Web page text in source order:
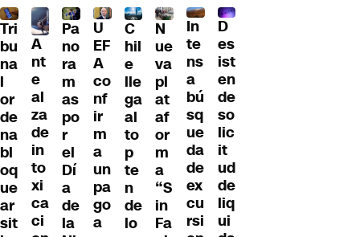
Tri
bu
na
l
or
de
na
bl
oq
ue
ar
sit
A
nt
e
al
za
de
in
to
xi
ca
ci
Pa
no
ra
m
as
po
r
el
Dí
a
de
la
U
EF
A
co
nf
ir
m
a
un
pa
go
a
C
hil
e
lle
ga
al
to
p
te
n
de
lo
N
ue
va
pl
at
af
or
m
a
“S
in
Fa
In
te
ns
a
bú
sq
ue
da
de
ex
cu
rsi
D
es
ist
en
de
so
lic
it
ud
de
liq
ui